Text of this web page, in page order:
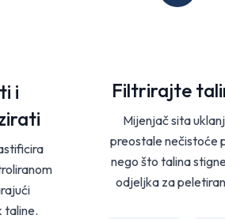
i
taline.
Filtrirajte
Mijenjač sita
preostale nečistoće
nego što talina
odjeljka za